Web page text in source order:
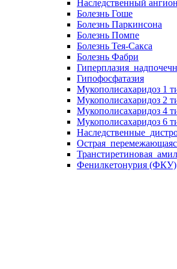
Наследственный
Болезнь Гоше
Болезнь Паркинсона
Болезнь Помпе
Болезнь Тея-Сакса
Болезнь Фабри
Гипофосфатазия
Мукополисахаридоз 1
Мукополисахаридоз 2
Мукополисахаридоз 4
Мукополисахаридоз 6
Фенилкетонурия (ФКУ)